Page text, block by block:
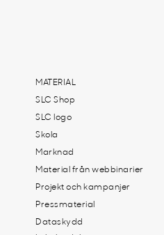
MATERIAL
SLC Shop
SLC logo
Skola
Marknad
Material från webbinarier
Projekt och kampanjer
Pressmaterial
Dataskydd